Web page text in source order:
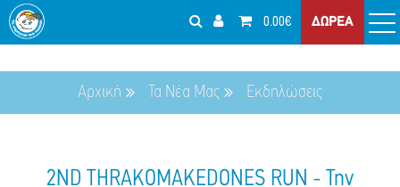
0.00€ ΔΩΡΕΑ
Αρχική Τα Νέα Μας Εκδηλώσεις
2ND THRAKOMAKEDONES RUN - Την